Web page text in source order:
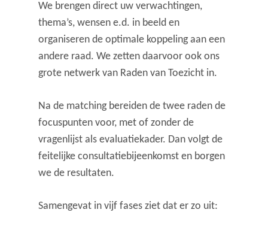
We brengen direct uw verwachtingen,
thema’s, wensen e.d. in beeld en
organiseren de optimale koppeling aan een
andere raad. We zetten daarvoor ook ons
grote netwerk van Raden van Toezicht in.
Na de matching bereiden de twee raden de
focuspunten voor, met of zonder de
vragenlijst als evaluatiekader. Dan volgt de
feitelijke consultatiebijeenkomst en borgen
we de resultaten.
Samengevat in vijf fases ziet dat er zo uit: